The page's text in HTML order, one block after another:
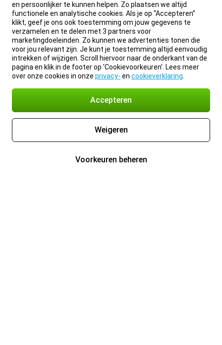
en persoonlijker te kunnen helpen. Zo plaatsen we altijd
functionele en analytische cookies. Als je op “Accepteren”
klikt, geef je ons ook toestemming om jouw gegevens te
verzamelen en te delen met 3 partners voor
marketingdoeleinden. Zo kunnen we advertenties tonen die
voor jou relevant zijn. Je kunt je toestemming altijd eenvoudig
intrekken of wijzigen. Scroll hiervoor naar de onderkant van de
pagina en klik in de footer op 'Cookievoorkeuren'. Lees meer
over onze cookies in onze privacy- en cookieverklaring
Accepteren
Weigeren
Voorkeuren beheren